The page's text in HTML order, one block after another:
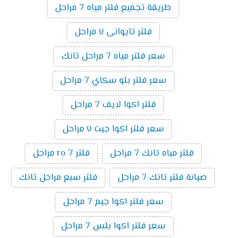
طريقة تجميع فلتر مياه 7 مراحل
فلتر تايوانى ٧ مراحل
سعر فلتر مياه 7 مراحل تانك
سعر فلتر بلو سكاي 7 مراحل
فلتر اكوا لايف 7 مراحل
سعر فلتر اكوا جيت ٧ مراحل
فلتر مياه تانك 7 مراحل
فلتر ro 7 مراحل
صيانة فلتر تانك 7 مراحل
فلتر سبع مراحل تانك
سعر فلتر اكوا جيم 7 مراحل
سعر فلتر اكوا بلس 7 مراحل